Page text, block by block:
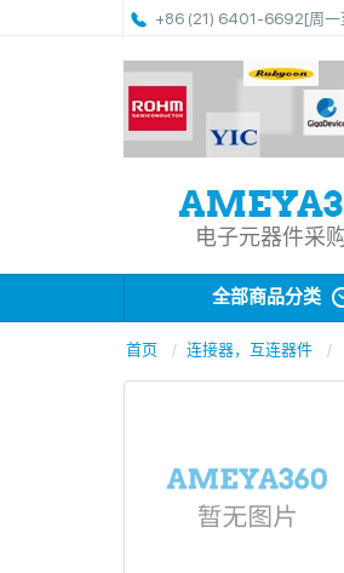
+86 (21) 6401-6692[周
电子元器件采
全部商品分类
首页 连接器，互连器件